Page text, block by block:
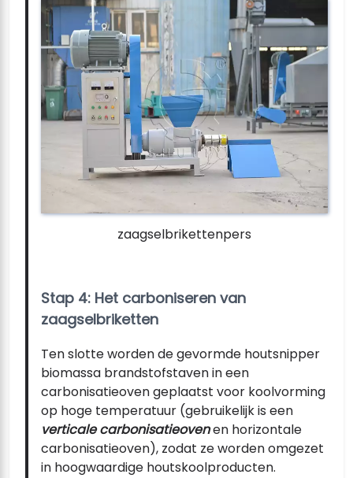
zaagselbrikettenpers
Stap 4: Het carboniseren van
zaagselbriketten
Ten slotte worden de gevormde houtsnipper
biomassa brandstofstaven in een
carbonisatieoven geplaatst voor koolvorming
op hoge temperatuur (gebruikelijk is een
verticale carbonisatieovenen horizontale
carbonisatieoven), zodat ze worden omgezet
in hoogwaardige houtskoolproducten.